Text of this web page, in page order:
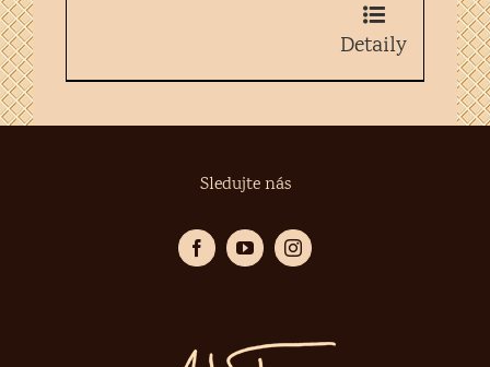
Detaily
Sledujte nás